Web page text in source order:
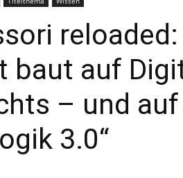
baut auf
– und
3.0“